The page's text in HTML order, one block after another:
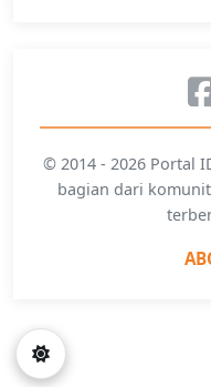
© 2014 - 2026 Portal
bagian dari